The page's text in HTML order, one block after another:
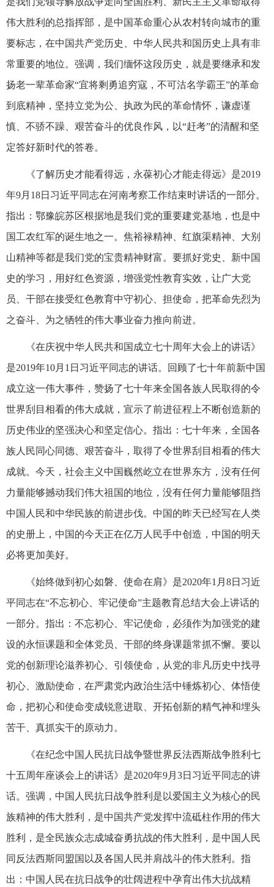
伟大胜利的总指挥部，是中国革命重心从农村转向城市的重
要标志，在中国共产党历史、中华人民共和国历史上具有非
常重要的地位。强调，我们缅怀这段历史，就是要继承和发
扬老一辈革命家“宜将剩勇追穷寇，不可沽名学霸王”的革命
到底精神，坚持立党为公、执政为民的革命情怀，谦虚谨
慎、不骄不躁、艰苦奋斗的优良作风，以“赶考”的清醒和坚
定答好新时代的答卷。
《了解历史才能看得远，永葆初心才能走得远》是2019
年9月18日习近平同志在河南考察工作结束时讲话的一部分。
指出：鄂豫皖苏区根据地是我们党的重要建党基地，也是中
国工农红军的诞生地之一。焦裕禄精神、红旗渠精神、大别
山精神等都是我们党的宝贵精神财富。要抓好党史、新中国
史的学习，用好红色资源，增强党性教育实效，让广大党
员、干部在接受红色教育中守初心、担使命，把革命先烈为
之奋斗、为之牺牲的伟大事业奋力推向前进。
《在庆祝中华人民共和国成立七十周年大会上的讲话》
是2019年10月1日习近平同志的讲话。回顾了七十年前新中国
成立这一伟大事件，赞扬了七十年来全国各族人民取得的令
世界刮目相看的伟大成就，宣示了前进征程上不断创造新的
历史伟业的坚强决心和坚定信心。指出：七十年来，全国各
族人民同心同德、艰苦奋斗，取得了令世界刮目相看的伟大
成就。今天，社会主义中国巍然屹立在世界东方，没有任何
力量能够撼动我们伟大祖国的地位，没有任何力量能够阻挡
中国人民和中华民族的前进步伐。中国的昨天已经写在人类
的史册上，中国的今天正在亿万人民手中创造，中国的明天
必将更加美好。
《始终做到初心如磐、使命在肩》是2020年1月8日习近
平同志在“不忘初心、牢记使命”主题教育总结大会上讲话的
一部分。指出：不忘初心、牢记使命，必须作为加强党的建
设的永恒课题和全体党员、干部的终身课题常抓不懈。要以
党的创新理论滋养初心、引领使命，从党的非凡历史中找寻
初心、激励使命，在严肃党内政治生活中锤炼初心、体悟使
命，把初心和使命变成锐意进取、开拓创新的精气神和埋头
苦干、真抓实干的原动力。
《在纪念中国人民抗日战争暨世界反法西斯战争胜利七
十五周年座谈会上的讲话》是2020年9月3日习近平同志的讲
话。强调，中国人民抗日战争胜利是以爱国主义为核心的民
族精神的伟大胜利，是中国共产党发挥中流砥柱作用的伟大
胜利，是全民族众志成城奋勇抗战的伟大胜利，是中国人民
同反法西斯同盟国以及各国人民并肩战斗的伟大胜利。指
出：中国人民在抗日战争的壮阔进程中孕育出伟大抗战精